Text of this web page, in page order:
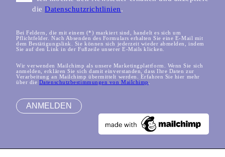
dieDatenschutzrichtlinien.
Bei Feldern, die mit einem (*) markiert sind, handelt es sich um
Pflichtfelder. Nach Absenden des Formulars erhalten Sie eine E-Mail mit
dem Bestätigungslink. Sie können sich jederzeit wieder abmelden, indem
Sie auf den Link in der Fußzeile unserer E-Mails klicken.
Wir verwenden Mailchimp als unsere Marketingplattform. Wenn Sie sich
anmelden, erklären Sie sich damit einverstanden, dass Ihre Daten zur
Verarbeitung an Mailchimp übermittelt werden. Erfahren Sie hier mehr
über die Datenschutzbestimmungen von Mailchimp